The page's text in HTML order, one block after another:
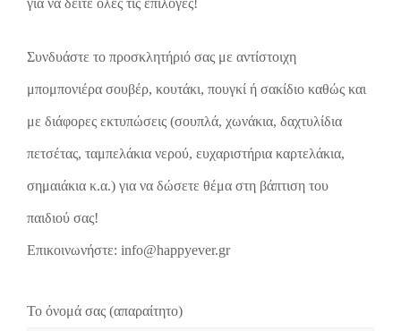
Συνδυάστε το προσκλητήριό σας με αντίστοιχη
μπομπονιέρα σουβέρ, κουτάκι, πουγκί ή σακίδιο καθώς και
με διάφορες εκτυπώσεις (σουπλά, χωνάκια, δαχτυλίδια
πετσέτας, ταμπελάκια νερού, ευχαριστήρια καρτελάκια,
σημαιάκια κ.α.) για να δώσετε θέμα στη βάπτιση του
παιδιού σας!
Επικοινωνήστε: info@happyever.gr
Το όνομά σας (απαραίτητο)